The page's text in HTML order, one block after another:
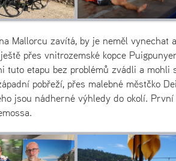
Mallorcu zavítá, by je neměl
přes vnitrozemské kopce
tuto etapu bez problémů zvádli a
pobřeží, přes malebné městčko
jsou nádherné výhledy do okolí.